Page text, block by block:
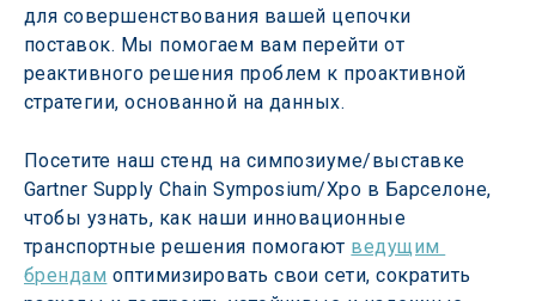
для совершенствования вашей цепочки
поставок. Мы помогаем вам перейти от
реактивного решения проблем к проактивной
стратегии, основанной на данных.
Посетите наш стенд на симпозиуме/выставке
Gartner Supply Chain Symposium/Xpo в Барселоне,
чтобы узнать, как наши инновационные
транспортные решения помогают ведущим
брендам оптимизировать свои сети, сократить